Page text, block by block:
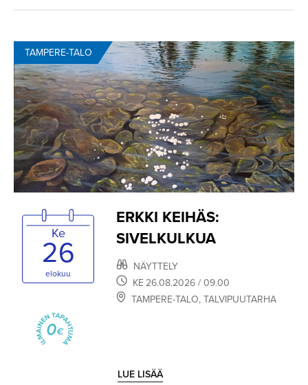
Ke
26
elokuu
TAMPERE-TALO
ERKKI KEIHÄS:
SIVELKULKUA
NÄYTTELY
KE26.08.2026/ 09.00
TAMPERE-TALO,TALVIPUUTARHA
LUE LISÄÄ